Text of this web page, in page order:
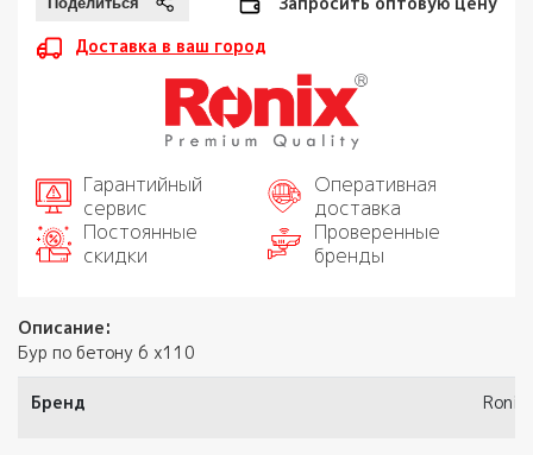
Доставка в ваш город
Гарантийный
сервис
Оперативная
доставка
Постоянные
скидки
Проверенные
бренды
Описание:
Бур по бетону 6 х110
Бренд Ronix